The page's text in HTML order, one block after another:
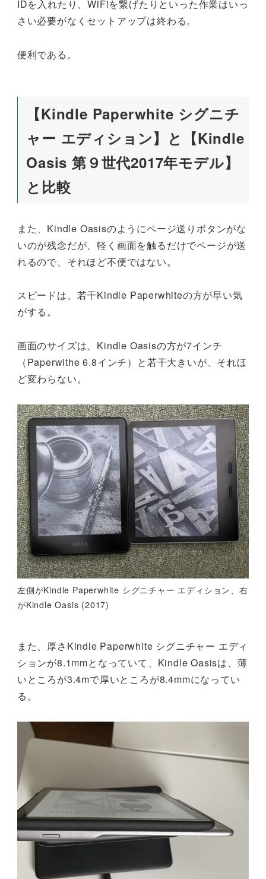
IDを入れたり、WiFiを繋げたりといった作業はいっ
さい必要がなくセットアップは終わる。
便利である。
【Kindle Paperwhite シグニチ
ャー エディション】と【Kindle
Oasis 第９世代2017年モデル】
と比較
また、Kindle Oasisのようにページ送りボタンがな
いのが残念だが、軽く画面を触るだけでページが送
れるので、それほど不便ではない。
スピードは、若干Kindle Paperwhiteの方が早い気
がする。
画面のサイズは、Kindle Oasisの方が7インチ
（Paperwithe 6.8インチ）と若干大きいが、それほ
ど変わらない。
左側がKindle Paperwhite シグニチャー エディション、右
がKindle Oasis (2017)
また、厚さKindle Paperwhite シグニチャー エディ
ションが8.1mmとなっていて、Kindle Oasisは、薄
いところが3.4mで厚いところが8.4mmになってい
る。